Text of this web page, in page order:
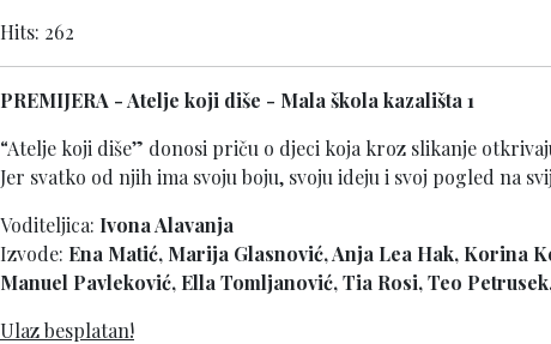
Hits: 262
PREMIJERA - Atelje koji diše - Mala škola kazališta 1
“Atelje koji diše” donosi priču o djeci koja kroz slikanje
Jer svatko od njih ima svoju boju, svoju ideju i svoj pogled na
Voditeljica: Ivona Alavanja
Izvode: Ena Matić, Marija Glasnović, Anja Lea Hak, Korina
Manuel Pavleković, Ella Tomljanović, Tia Rosi, Teo
Ulaz besplatan!